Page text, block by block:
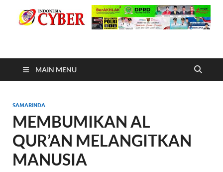
Indonesia Cyber
MAIN MENU
SAMARINDA
MEMBUMIKAN AL
QUR’AN MELANGITKAN
MANUSIA